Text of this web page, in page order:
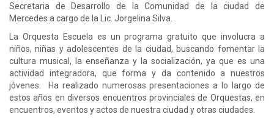
Secretaria de Desarrollo de la Comunidad de la ciudad de
Mercedes a cargo de la Lic. Jorgelina Silva.
La Orquesta Escuela es un programa gratuito que involucra a
niños, niñas y adolescentes de la ciudad, buscando fomentar la
cultura musical, la enseñanza y la socialización, ya que es una
actividad integradora, que forma y da contenido a nuestros
jóvenes. Ha realizado numerosas presentaciones a lo largo de
estos años en diversos encuentros provinciales de Orquestas, en
encuentros, eventos y actos de nuestra ciudad y otras ciudades.